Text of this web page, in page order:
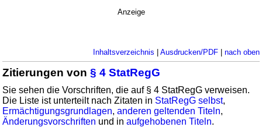
Anzeige
Inhaltsverzeichnis | Ausdrucken/PDF| nach oben
Zitierungen von§ 4 StatRegG
Sie sehen die Vorschriften, die auf § 4 StatRegG verweisen.
Die Liste ist unterteilt nach Zitaten in StatRegG selbst,
Ermächtigungsgrundlagen,anderen geltenden Titeln,
Änderungsvorschriften und inaufgehobenen Titeln.